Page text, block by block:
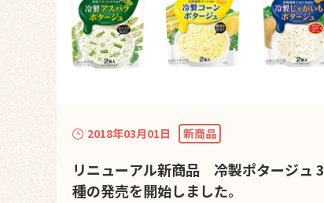
2018年03月01日 新商品
リニューアル新商品 冷製ポタージュ 3
種の発売を開始しました。